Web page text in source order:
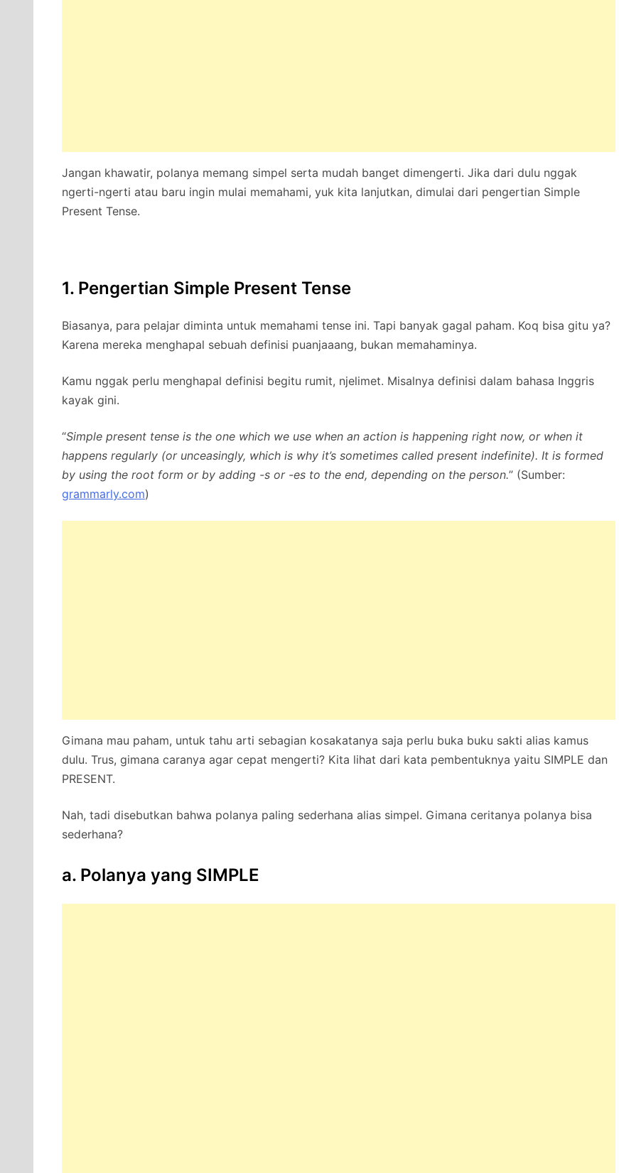
Jangan khawatir, polanya memang simpel serta mudah banget dimengerti. Jika dari dulu nggak
ngerti-ngerti atau baru ingin mulai memahami, yuk kita lanjutkan, dimulai dari pengertian Simple
Present Tense.
1. Pengertian Simple Present Tense
Biasanya, para pelajar diminta untuk memahami tense ini. Tapi banyak gagal paham. Koq bisa gitu ya?
Karena mereka menghapal sebuah definisi puanjaaang, bukan memahaminya.
Kamu nggak perlu menghapal definisi begitu rumit, njelimet. Misalnya definisi dalam bahasa Inggris
kayak gini.
“Simple present tense is the one which we use when an action is happening right now, or when it
happens regularly (or unceasingly, which is why it’s sometimes called present indefinite). It is formed
by using the root form or by adding -s or -es to the end, depending on the person.” (Sumber:
grammarly.com)
Gimana mau paham, untuk tahu arti sebagian kosakatanya saja perlu buka buku sakti alias kamus
dulu. Trus, gimana caranya agar cepat mengerti? Kita lihat dari kata pembentuknya yaitu SIMPLE dan
PRESENT.
Nah, tadi disebutkan bahwa polanya paling sederhana alias simpel. Gimana ceritanya polanya bisa
sederhana?
a. Polanya yang SIMPLE